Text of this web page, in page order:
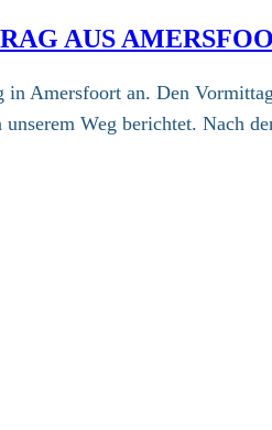
AUS
in Amersfoort an. Den
unserem Weg berichtet. Nach